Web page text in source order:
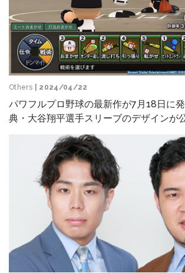
Others | 2024/04/22
パワフルプロ野球の最新作が7月18日に
典・大谷翔平選手スリーブのデザインが